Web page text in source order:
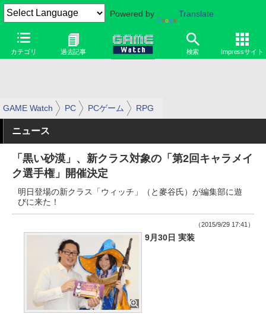
Powered by Translate
カテゴリ 過去記事 検索 Impressサイト
GAME Watch PC PCゲーム RPG
ニュース
「黒い砂漠」、新クラス対象の「第2回キャラメイ
ク選手権」開催決定
明日登場の新クラス「ウィッチ」（と麥谷氏）が編集部に遊
びに来た！
（2015/9/29 17:41）
9月30日 実装